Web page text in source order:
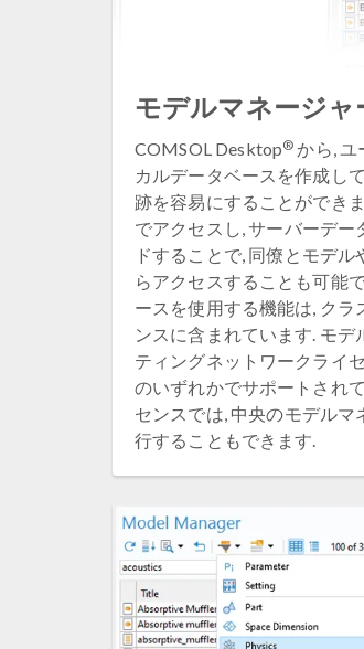
モデルマネージャ
COMSOL Desktop® から,
カルデータベースを作成し
跡を容易にすることができ
でアクセスし, サーバーデ
ドすることで, 同僚とモデ
らアクセスすることも可能
ースを使用する機能は, ク
ンスに含まれています. モ
ティングネットワークライ
のいずれかでサポートされ
センスでは, 中央のモデル
行することもできます.